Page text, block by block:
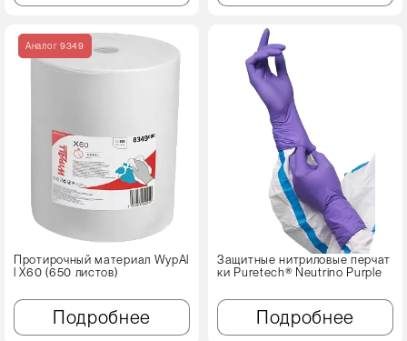
Аналог 9349
Протирочный материал WypAl
l X60 (650 листов)
Подробнее
Защитные нитриловые перчат
ки Puretech® Neutrino Purple
Подробнее